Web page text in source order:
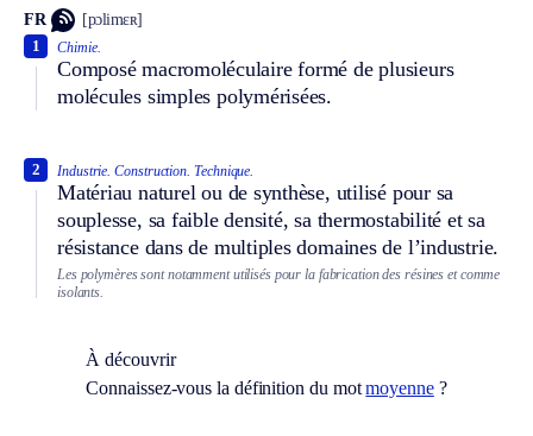
FR [pɔlimɛʀ]
Chimie.
Composé macromoléculaire formé de plusieurs
molécules simples polymérisées.
1
Industrie. Construction. Technique.
Matériau naturel ou de synthèse, utilisé pour sa
souplesse, sa faible densité, sa thermostabilité et sa
résistance dans de multiples domaines de l’industrie.
2
Les polymères sont notamment utilisés pour la fabrication des résines et comme
isolants.
À découvrir
Connaissez-vous la définition du motmoyenne?